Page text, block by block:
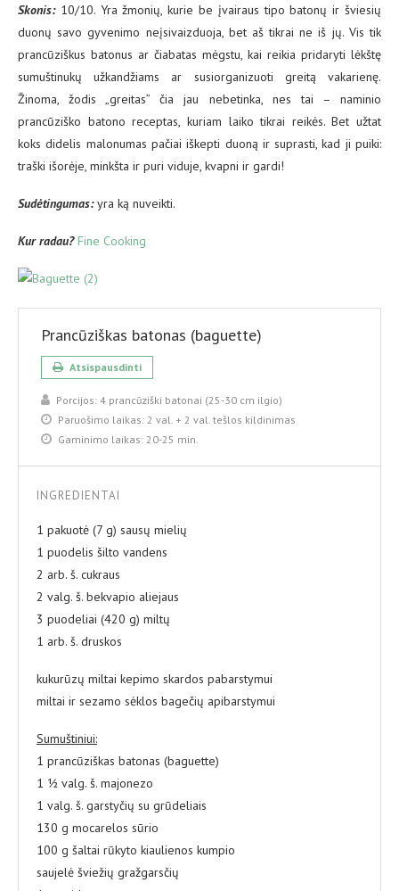
Skonis:10/10. Yra žmonių, kurie be įvairaus tipo batonų ir šviesių
duonų savo gyvenimo neįsivaizduoja, bet aš tikrai ne iš jų. Vis tik
prancūziškus batonus ar čiabatas mėgstu, kai reikia pridaryti lėkštę
sumuštinukų užkandžiams ar susiorganizuoti greitą vakarienę.
Žinoma, žodis „greitas” čia jau nebetinka, nes tai – naminio
prancūziško batono receptas, kuriam laiko tikrai reikės. Bet užtat
koks didelis malonumas pačiai iškepti duoną ir suprasti, kad ji puiki:
traški išorėje, minkšta ir puri viduje, kvapni ir gardi!
Sudėtingumas:yra ką nuveikti.
Kur radau?Fine Cooking
Prancūziškas batonas (baguette)
Atsispausdinti
Porcijos: 4 prancūziški batonai (25-30 cm ilgio)
Paruošimo laikas: 2 val. + 2 val. tešlos kildinimas
Gaminimo laikas: 20-25 min.
INGREDIENTAI
1 pakuotė (7 g) sausų mielių
1 puodelis šilto vandens
2 arb. š. cukraus
2 valg. š. bekvapio aliejaus
3 puodeliai (420 g) miltų
1 arb. š. druskos
kukurūzų miltai kepimo skardos pabarstymui
miltai ir sezamo sėklos bagečių apibarstymui
Sumuštiniui:
1 prancūziškas batonas (baguette)
1 ½ valg. š. majonezo
1 valg. š. garstyčių su grūdeliais
130 g mocarelos sūrio
100 g šaltai rūkyto kiaulienos kumpio
saujelė šviežių gražgarsčių